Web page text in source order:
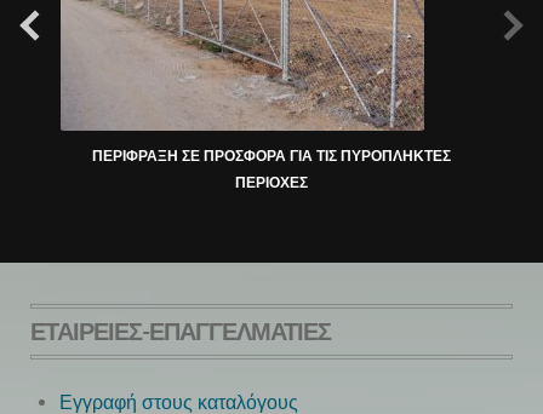
ΠΕΡΙΦΡΑΞΗ ΣΕ ΠΡΟΣΦΟΡΑ ΓΙΑ ΤΙΣ ΠΥΡΟΠΛΗΚΤΕΣ
ΠΕΡΙΟΧΕΣ
ΕΤΑΙΡΕΊΕΣ-ΕΠΑΓΓΕΛΜΑΤΊΕΣ
Εγγραφή στους καταλόγους